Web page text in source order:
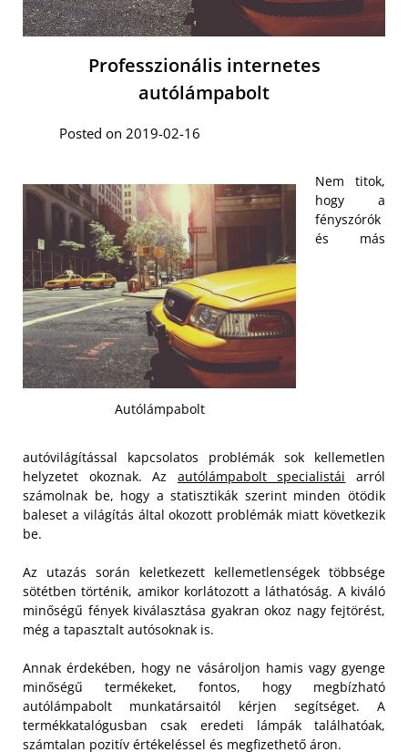
Professzionális internetes
autólámpabolt
Posted on 2019-02-16
Autólámpabolt
Nem titok,
hogy a
fényszórók
és más
autóvilágítással kapcsolatos problémák sok kellemetlen
helyzetet okoznak. Az autólámpabolt specialistái arról
számolnak be, hogy a statisztikák szerint minden ötödik
baleset a világítás által okozott problémák miatt következik
be.
Az utazás során keletkezett kellemetlenségek többsége
sötétben történik, amikor korlátozott a láthatóság. A kiváló
minőségű fények kiválasztása gyakran okoz nagy fejtörést,
még a tapasztalt autósoknak is.
Annak érdekében, hogy ne vásároljon hamis vagy gyenge
minőségű termékeket, fontos, hogy megbízható
autólámpabolt munkatársaitól kérjen segítséget. A
termékkatalógusban csak eredeti lámpák találhatóak,
számtalan pozitív értékeléssel és megfizethető áron.